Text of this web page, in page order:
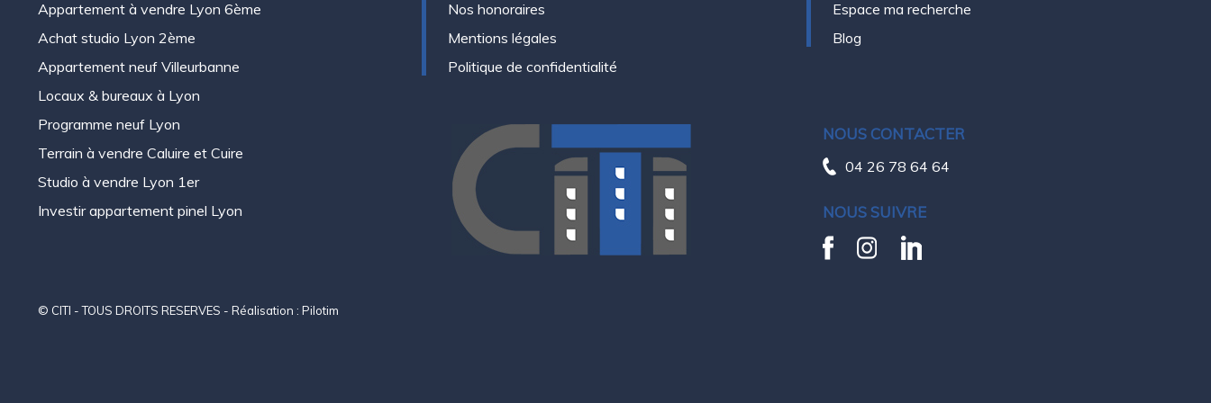
Appartement à vendre Lyon 6ème
Achat studio Lyon 2ème
Appartement neuf Villeurbanne
Locaux & bureaux à Lyon
Programme neuf Lyon
Terrain à vendre Caluire et Cuire
Studio à vendre Lyon 1er
Investir appartement pinel Lyon
Nos honoraires
Mentions légales
Politique de confidentialité
Espace ma recherche
Blog
NOUS CONTACTER
04 26 78 64 64
NOUS SUIVRE
© CITI - TOUS DROITS RESERVES - Réalisation : Pilotim